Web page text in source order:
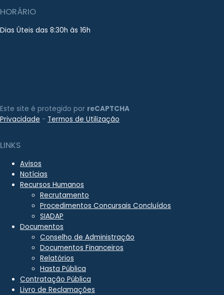
HORÁRIO
Dias Úteis das 8:30h às 16h
Este site é protegido por reCAPTCHA
Privacidade - Termos de Utilização
LINKS
Avisos
Notícias
Recursos Humanos
Recrutamento
Procedimentos Concursais Concluídos
SIADAP
Documentos
Conselho de Administração
Documentos Financeiros
Relatórios
Hasta Pública
Contratação Pública
Livro de Reclamações